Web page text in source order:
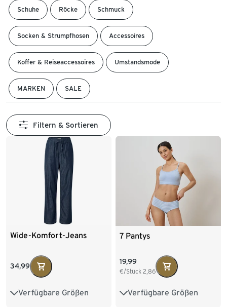
Schuhe Röcke Schmuck
Socken & Strumpfhosen Accessoires
Koffer & Reiseaccessoires Umstandsmode
MARKEN SALE
Filtern & Sortieren
Wide-Komfort-Jeans
34,99
Verfügbare Größen
36 38 40 42
7 Pantys
19,99
€/Stück 2,86
Verfügbare Größen
S 36/38 M 40/42